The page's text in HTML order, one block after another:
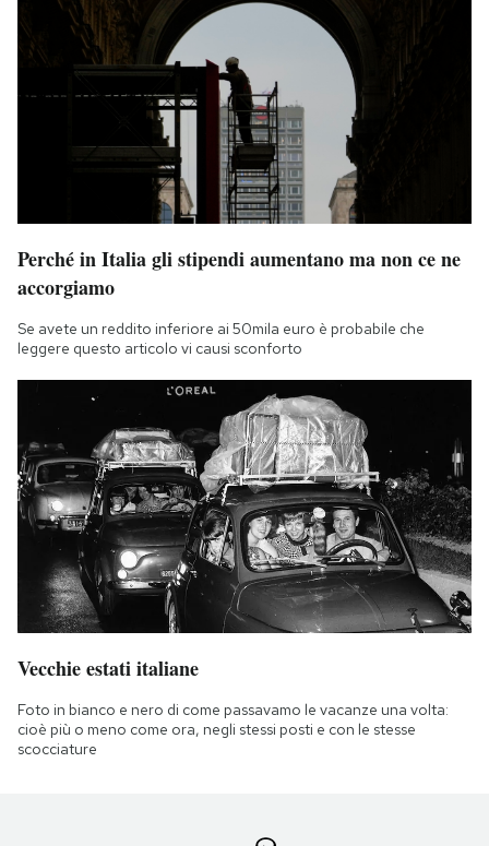
Perché in Italia gli stipendi aumentano ma non ce ne
accorgiamo
Se avete un reddito inferiore ai 50mila euro è probabile che
leggere questo articolo vi causi sconforto
Vecchie estati italiane
Foto in bianco e nero di come passavamo le vacanze una volta:
cioè più o meno come ora, negli stessi posti e con le stesse
scocciature